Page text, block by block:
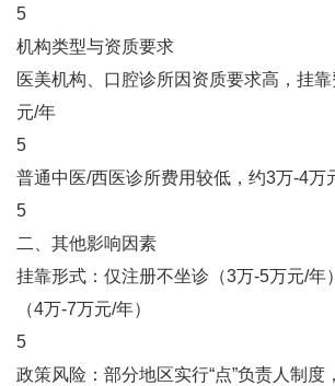
5
‌机构类型与资质要求‌
医美机构、口腔诊所因资质要求高，挂
元/年‌
5
普通中医/西医诊所费用较低，约3万-4万
5
二、其他影响因素
挂靠形式‌：仅注册不坐诊（3万-5万元/年
（4万-7万元/年）‌
5
政策风险‌：部分地区实行“点”负责人制度